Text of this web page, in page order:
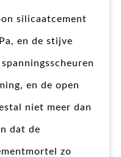
silicaatcement
en de stijve
en de open
niet meer dan
dat de
zo